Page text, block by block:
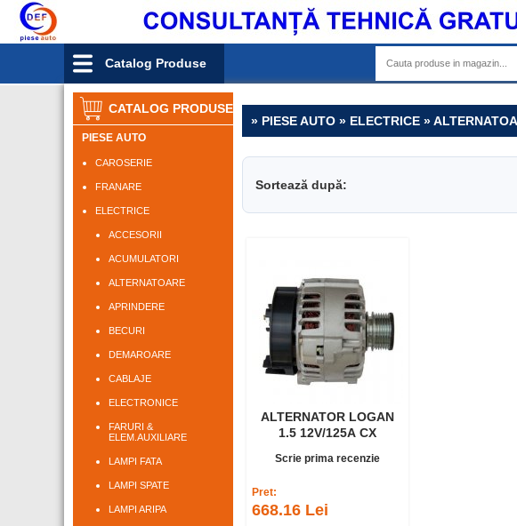
Catalog Produse
CATALOG PRODUSE
PIESE AUTO
CAROSERIE
FRANARE
ELECTRICE
ACCESORII
ACUMULATORI
ALTERNATOARE
APRINDERE
BECURI
DEMAROARE
CABLAJE
ELECTRONICE
FARURI &
ELEM.AUXILIARE
LAMPI FATA
LAMPI SPATE
LAMPI ARIPA
» PIESE AUTO » ELECTRICE »
Sortează după:
ALTERNATOR LOGAN
1.5 12V/125A CX
Scrie prima recenzie
Pret:
668.16 Lei